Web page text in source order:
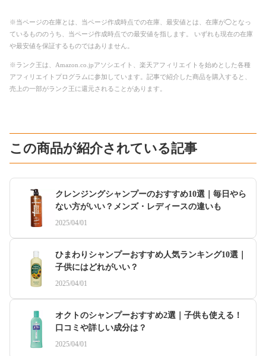
※当ページの在庫とは、当ページ作成時点での在庫、最安値とは、在庫が◯となっ
ているもののうち、当ページ作成時点での最安値を指します。 いずれも現在の在庫
や最安値を保証するものではありません。
※ランク王は、Amazon.co.jpアソシエイト、楽天アフィリエイトを始めとした各種
アフィリエイトプログラムに参加しています。記事で紹介した商品を購入すると、
売上の一部がランク王に還元されることがあります。
この商品が紹介されている記事
クレンジングシャンプーのおすすめ10選｜毎日やら
ない方がいい？メンズ・レディースの違いも
2025/04/01
ひまわりシャンプーおすすめ人気ランキング10選｜
子供にはどれがいい？
2025/04/01
オクトのシャンプーおすすめ2選｜子供も使える！
口コミや詳しい成分は？
2025/04/01